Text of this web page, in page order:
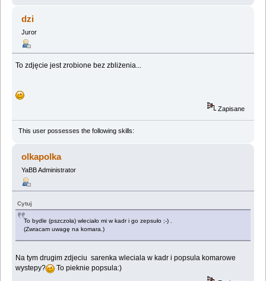
dzi
Juror
To zdjęcie jest zrobione bez zbliżenia...
Zapisane
This user possesses the following skills:
olkapolka
YaBB Administrator
Cytuj
To bydle (pszczoła) wleciało mi w kadr i go zepsuło ;-) .
(Zwracam uwagę na komara.)
Na tym drugim zdjeciu sarenka wleciala w kadr i popsula komarowe
wystepy?
To pieknie popsula:)